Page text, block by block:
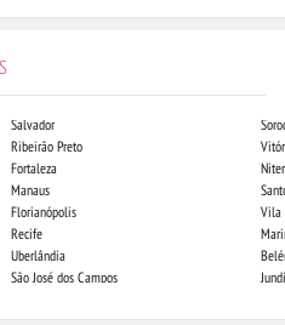
Salvador
Ribeirão Preto
Fortaleza
Manaus
Florianópolis
Recife
Uberlândia
São José dos Campos
Vila